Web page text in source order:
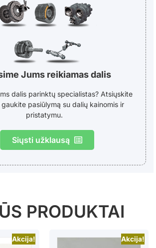
Jums reikiamas dalis
dalis parinktų specialistas? Atsiųskite
pasiūlymą su dalių kainomis ir
pristatymu.
Siųsti užklausą
PRODUKTAI
Akcija! Akcija!